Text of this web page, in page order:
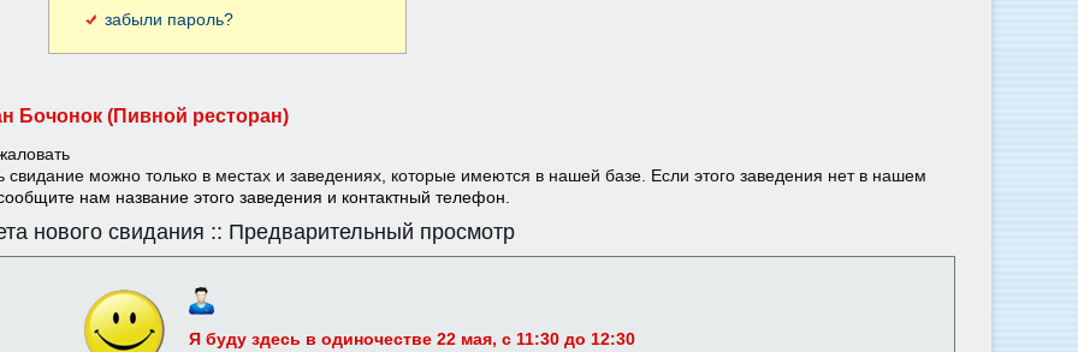
забыли пароль?
Бочонок (Пивной ресторан)
свидание можно только в местах и заведениях, которые имеются в нашей базе. Если этого заведения нет в нашем
нам название этого заведения и контактный телефон.
нового свидания :: Предварительный просмотр
Я буду здесь в одиночестве 22 мая, c 11:30 до 12:30